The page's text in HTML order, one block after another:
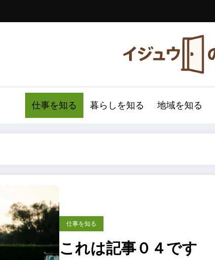
仕事を知る 暮らしを知る 地域を知る
仕事を知る
これは記事０４です